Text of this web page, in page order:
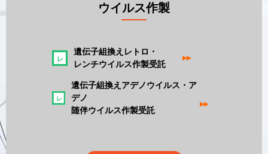
ウイルス作製
遺伝子組換えレトロ・
レンチウイルス作製受託
▸▸
遺伝子組換えアデノウイルス・ア
デノ
随伴ウイルス作製受託
▸▸